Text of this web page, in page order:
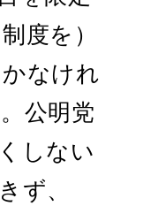
度を）
なけれ
公明党
しない
ず、